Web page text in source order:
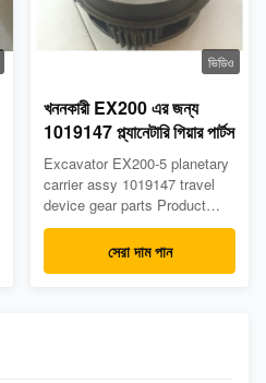
ভিডিও
খননকারী EX200 এর জন্য
1019147 প্ল্যানেটারি গিয়ার পার্টস
Excavator EX200-5 planetary
carrier assy 1019147 travel
device gear parts Product
Description Product name:
planetary carrier assy Place
of Origin: China(mainland)
সেরা দাম পান